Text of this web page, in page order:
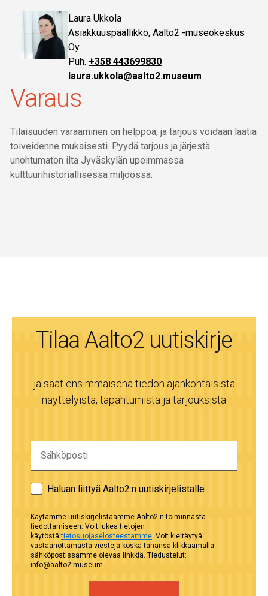
Laura Ukkola
Asiakkuuspäällikkö, Aalto2 -museokeskus
Oy
+358 443699830
laura.ukkola@aalto2.museum
Varaus
Tilaisuuden varaaminen on helppoa, ja tarjous voidaan laatia
toiveidenne mukaisesti. Pyydä tarjous ja järjestä
unohtumaton ilta Jyväskylän upeimmassa
kulttuurihistoriallisessa miljöössä.
Tilaa Aalto2 uutiskirje
ja saat ensimmäisenä tiedon ajankohtaisista
näyttelyistä, tapahtumista ja tarjouksista
Haluan liittyä Aalto2:n uutiskirjelistalle
Käytämme uutiskirjelistaamme Aalto2:n toiminnasta
tiedottamiseen. Voit lukea tietojen
käytöstätietosuojaselosteestamme . Voit kieltäytyä
vastaanottamasta viestejä koska tahansa klikkaamalla
sähköpostissamme olevaa linkkiä. Tiedustelut:
info@aalto2.museum